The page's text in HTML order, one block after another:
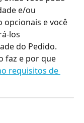
e/ou
opcionais e você
los
do Pedido.
faz e por que
requisitos de